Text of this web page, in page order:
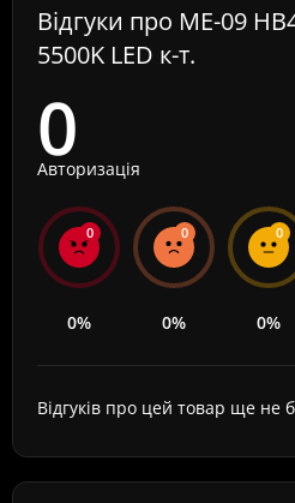
Відгуки про ME-09
5500K LED к-т.
0
Авторизація
0
0%
0
0%
0
0%
Відгуків про цей товар ще не